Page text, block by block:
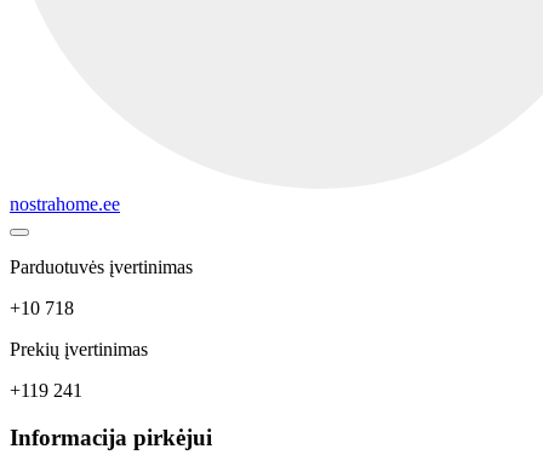
nostrahome.ee
Parduotuvės įvertinimas
+10 718
Prekių įvertinimas
+119 241
Informacija pirkėjui